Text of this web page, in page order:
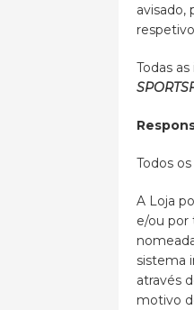
avisado,
Todas
Todos
A Loja
e/ou por
sistema
através
motivo